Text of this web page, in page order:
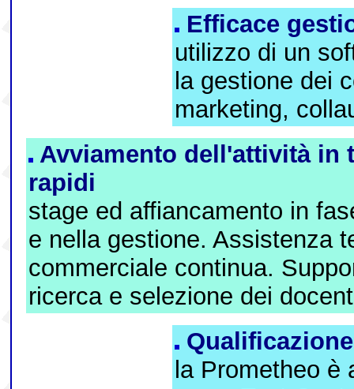
Efficace
utilizzo di un
la gestione dei
marketing,
Avviamento dell'attività in
rapidi
stage ed affiancamento in
e nella gestione. Assistenza
commerciale continua.
ricerca e selezione dei
Qualificazione
la Prometheo è